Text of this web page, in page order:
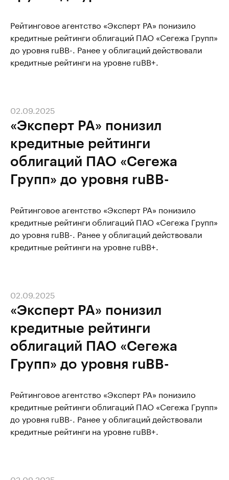
Рейтинговое агентство «Эксперт РА» понизило
кредитные рейтинги облигаций ПАО «Сегежа Групп»
до уровня ruBB-. Ранее у облигаций действовали
кредитные рейтинги на уровне ruBB+.
«Эксперт РА» понизил
кредитные рейтинги
облигаций ПАО «Сегежа
Групп» до уровня ruBB-
02.09.2025
Рейтинговое агентство «Эксперт РА» понизило
кредитные рейтинги облигаций ПАО «Сегежа Групп»
до уровня ruBB-. Ранее у облигаций действовали
кредитные рейтинги на уровне ruBB+.
«Эксперт РА» понизил
кредитные рейтинги
облигаций ПАО «Сегежа
Групп» до уровня ruBB-
02.09.2025
Рейтинговое агентство «Эксперт РА» понизило
кредитные рейтинги облигаций ПАО «Сегежа Групп»
до уровня ruBB-. Ранее у облигаций действовали
кредитные рейтинги на уровне ruBB+.